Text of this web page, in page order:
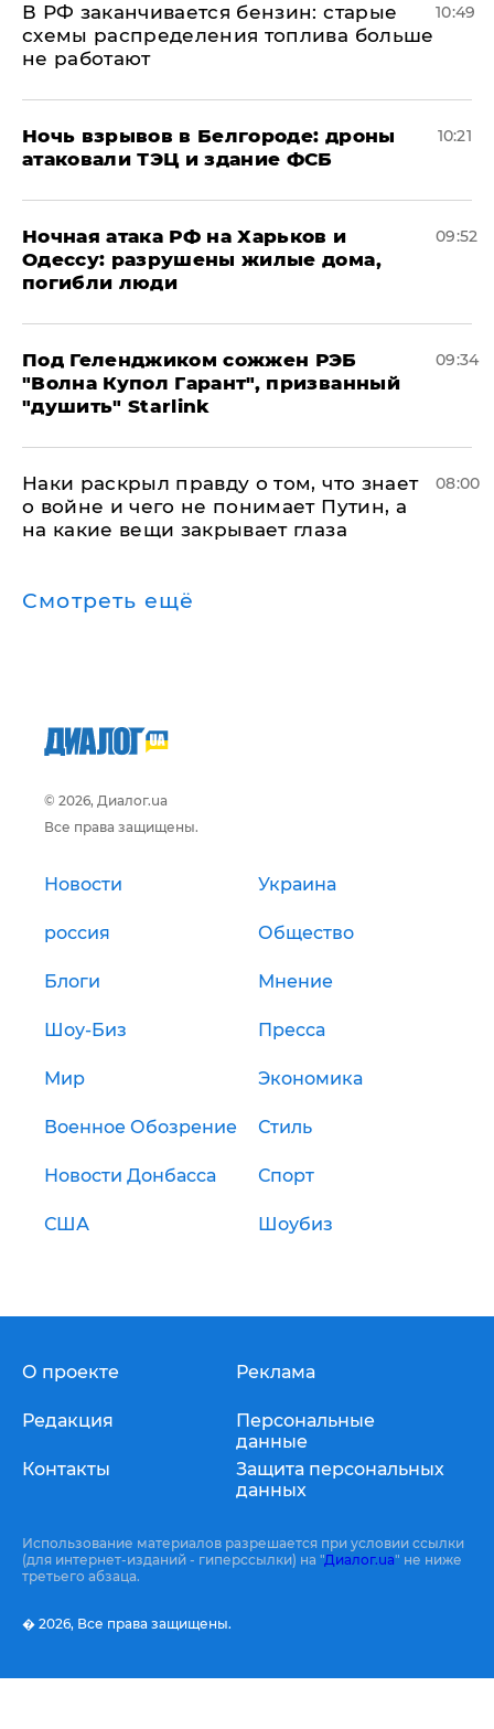
​В РФ заканчивается бензин: старые
схемы распределения топлива больше
не работают
10:49
​Ночь взрывов в Белгороде: дроны
атаковали ТЭЦ и здание ФСБ
10:21
​Ночная атака РФ на Харьков и
Одессу: разрушены жилые дома,
погибли люди
09:52
Под Геленджиком сожжен РЭБ
"Волна Купол Гарант", призванный
"душить" Starlink
09:34
Наки раскрыл правду о том, что знает
о войне и чего не понимает Путин, а
на какие вещи закрывает глаза
08:00
Смотреть ещё
© 2026, Диалог.ua
Все права защищены.
Новости Украина
россия Общество
Блоги Мнение
Шоу-Биз Пресса
Мир Экономика
Военное Обозрение Стиль
Новости Донбасса Спорт
США Шоубиз
О проекте
Редакция
Контакты
Реклама
Персональные
данные
Защита персональных
данных
Использование материалов разрешается при условии ссылки
(для интернет-изданий - гиперссылки) на "Диалог.ua" не ниже
третьего абзаца.
� 2026, Все права защищены.